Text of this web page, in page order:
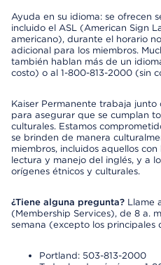
Ayuda en su idioma: se ofrecen
incluido el ASL (American Sign
americano), durante el horario
adicional para los miembros.
también hablan más de un
costo) o al 1-800-813-2000 (sin
Kaiser Permanente trabaja
para asegurar que se cumplan
culturales. Estamos
se brinden de manera
miembros, incluidos aquellos
lectura y manejo del inglés, y a
orígenes étnicos y culturales.
¿Tiene alguna pregunta? Llame
(Membership Services), de 8 a.
semana (excepto los principales
Portland: 503-813-2000